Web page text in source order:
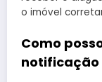
o imóvel
Como
notificação